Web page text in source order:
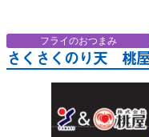
フライのおつまみ
さくさくのり天 桃